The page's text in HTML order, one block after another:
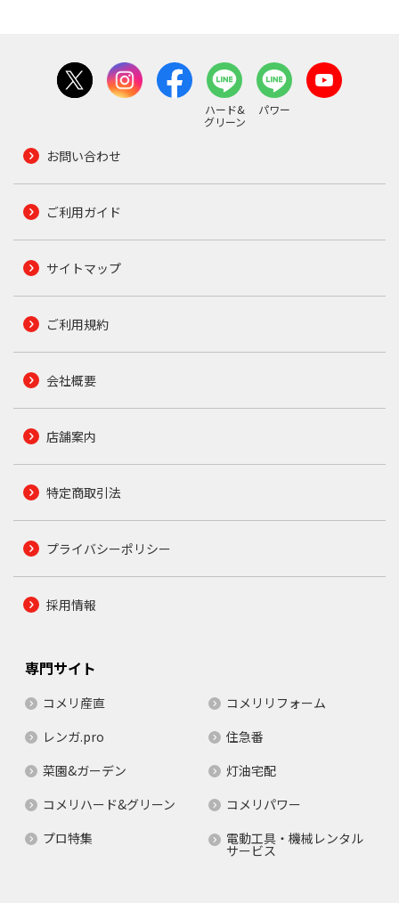
ハード&
グリーン
パワー
お問い合わせ
ご利用ガイド
サイトマップ
ご利用規約
会社概要
店舗案内
特定商取引法
プライバシーポリシー
採用情報
専門サイト
コメリ産直
コメリリフォーム
レンガ.pro
住急番
菜園&ガーデン
灯油宅配
コメリハード&グリーン
コメリパワー
プロ特集
電動工具・機械レンタル
サービス